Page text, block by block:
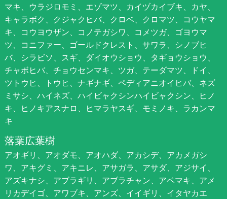
マキ、ウラジロモミ、エゾマツ、カイヅカイブキ、カヤ、
キャラボク、クジャクヒバ、クロベ、クロマツ、コウヤマ
キ、コウヨウザン、コノテガシワ、コメツガ、ゴヨウマ
ツ、コニファー、ゴールドクレスト、サワラ、シノブヒ
バ、シラビソ、スギ、ダイオウショウ、タギョウショウ、
チャボヒバ、チョウセンマキ、ツガ、テーダマツ、ドイ、
ツトウヒ、トウヒ、ナギナギ、ペディアニオイヒバ、ネズ
ミサシ、ハイネズ、ハイビャクシンハイビャクシン、ヒノ
キ、ヒノキアスナロ、ヒマラヤスギ、モミノキ、ラカンマ
キ
落葉広葉樹
アオギリ、アオダモ、アオハダ、アカシデ、アカメガシ
ワ、アキグミ、アキニレ、アサガラ、アサダ、アジサイ、
アズキナシ、アブラギリ、アブラチャン、アベマキ、アメ
リカデイゴ、アワブキ、アンズ、イイギリ、イタヤカエ